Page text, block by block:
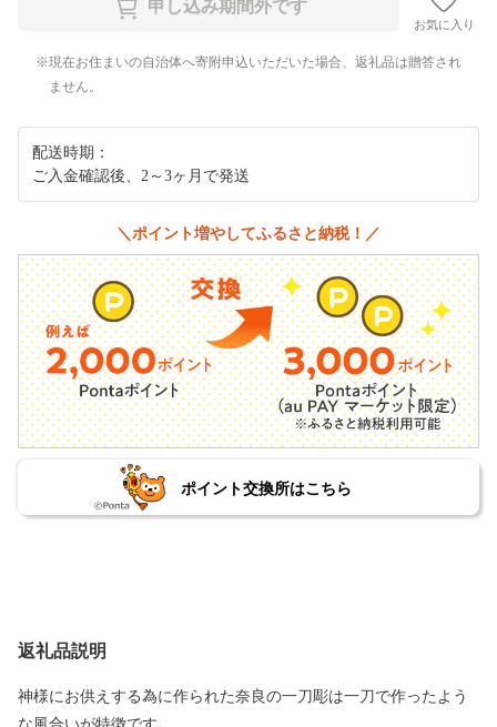
お気に入り
現在お住まいの自治体へ寄附申込いただいた場合、返礼品は贈答され
ません。
配送時期：
ご入金確認後、2～3ヶ月で発送
＼ポイント増やしてふるさと納税！／
ポイント交換所はこちら
返礼品説明
神様にお供えする為に作られた奈良の一刀彫は一刀で作ったよう